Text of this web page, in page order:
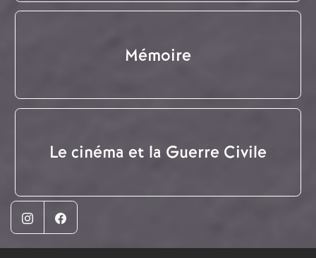
Mémoire
Le cinéma et la Guerre Civile
InstagramFacebook